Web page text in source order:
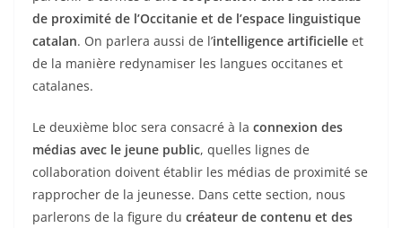
de proximité de l’Occitanie et de l’espace linguistique
catalan. On parlera aussi de l’intelligence artificielle et
de la manière redynamiser les langues occitanes et
catalanes.
Le deuxième bloc sera consacré à la connexion des
médias avec le jeune public, quelles lignes de
collaboration doivent établir les médias de proximité se
rapprocher de la jeunesse. Dans cette section, nous
parlerons de la figure du créateur de contenu et des